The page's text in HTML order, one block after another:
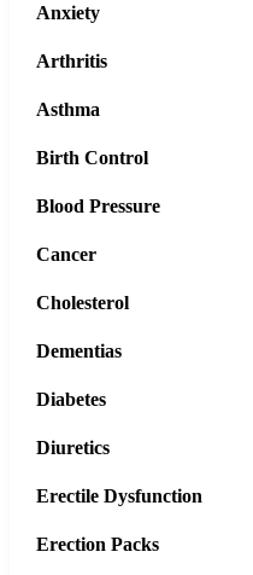
Anxiety
Arthritis
Asthma
Birth Control
Blood Pressure
Cancer
Cholesterol
Dementias
Diabetes
Diuretics
Erectile Dysfunction
Erection Packs